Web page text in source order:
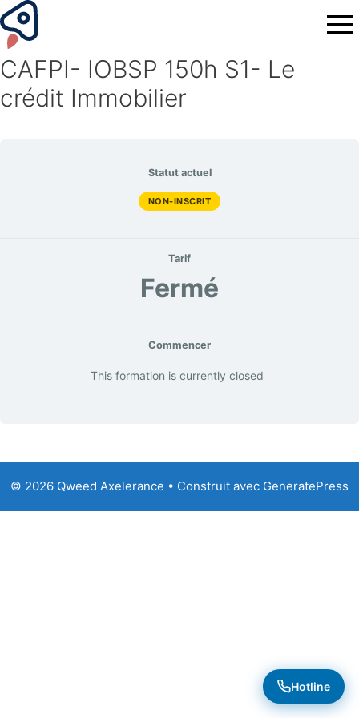
CAFPI- IOBSP 150h S1- Le
crédit Immobilier
Statut actuel
NON-INSCRIT
Tarif
Fermé
Commencer
This formation is currently closed
© 2026 Qweed Axelerance • Construit avec GeneratePress
Hotline